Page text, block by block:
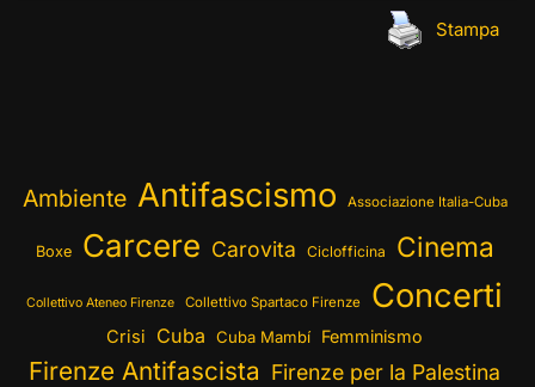
Stampa
Ambiente Antifascismo Associazione Italia-Cuba
Boxe Carcere Carovita Ciclofficina Cinema
Collettivo Ateneo Firenze Collettivo Spartaco Firenze Concerti
Crisi Cuba Cuba Mambí Femminismo
Firenze Antifascista Firenze per la Palestina